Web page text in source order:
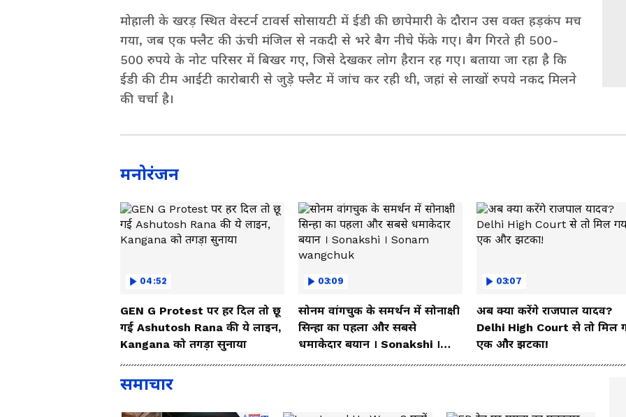
मोहाली के खरड़ स्थित वेस्टर्न टावर्स सोसायटी में ईडी की छापेमारी के दौरान उस वक्त हड़कंप मच
गया, जब एक फ्लैट की ऊंची मंजिल से नकदी से भरे बैग नीचे फेंके गए। बैग गिरते ही 500-
500 रुपये के नोट परिसर में बिखर गए, जिसे देखकर लोग हैरान रह गए। बताया जा रहा है कि
ईडी की टीम आईटी कारोबारी से जुड़े फ्लैट में जांच कर रही थी, जहां से लाखों रुपये नकद मिलने
की चर्चा है।
मनोरंजन
04:52
GEN G Protest पर हर दिल तो छू
गई Ashutosh Rana की ये लाइन,
Kangana को तगड़ा सुनाया
03:09
सोनम वांगचुक के समर्थन में सोनाक्षी
सिन्हा का पहला और सबसे
धमाकेदार बयान । Sonakshi ।
Sonam wangchuk
03:07
अब क्या करेंगे राजपाल यादव?
Delhi High Court से तो मिल
एक और झटका!
समाचार